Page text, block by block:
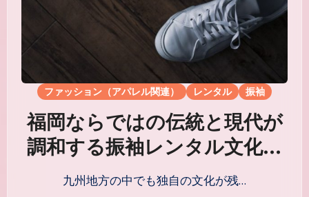
ファッション（アパレル関連） レンタル 振袖
福岡ならではの伝統と現代が
調和する振袖レンタル文化が
紡ぐ晴れの日の物語
九州地方の中でも独自の文化が残…